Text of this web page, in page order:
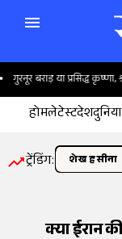
प्रसिद्ध कृष्णा, श्रीलंका के
होमलेटेस्टदेशदुनिया
ट्रेंडिंग: शेख हसीना
क्या ईरान